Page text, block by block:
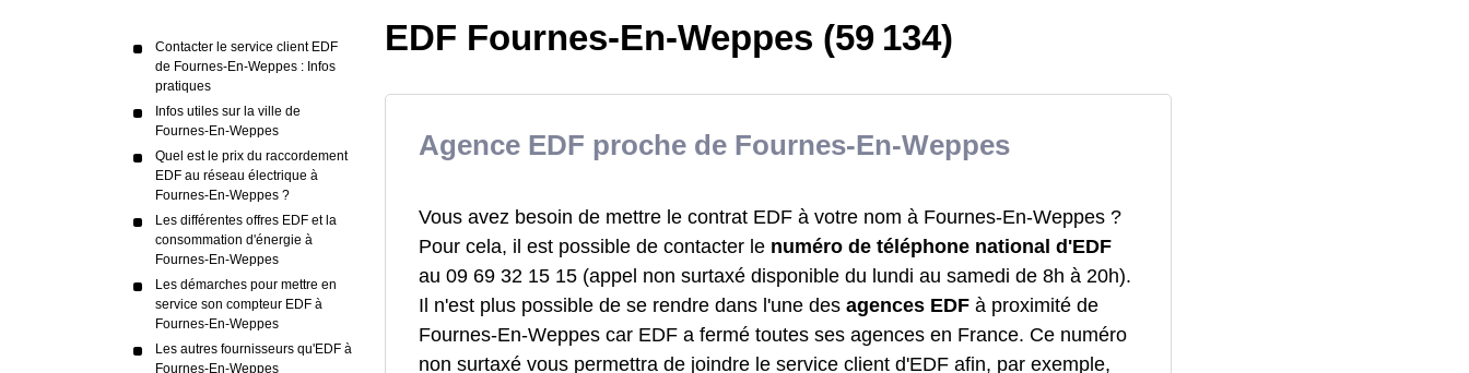
Contacter le service client EDF
de Fournes-En-Weppes : Infos
pratiques
Infos utiles sur la ville de
Fournes-En-Weppes
Quel est le prix du raccordement
EDF au réseau électrique à
Fournes-En-Weppes ?
Les différentes offres EDF et la
consommation d'énergie à
Fournes-En-Weppes
Les démarches pour mettre en
service son compteur EDF à
Fournes-En-Weppes
Les autres fournisseurs qu'EDF à
Fournes-En-Weppes
EDF Fournes-En-Weppes (59 134)
Agence EDF proche de Fournes-En-Weppes
Vous avez besoin de mettre le contrat EDF à votre nom à Fournes-En-Weppes ?
Pour cela, il est possible de contacter le numéro de téléphone national d'EDF
au 09 69 32 15 15 (appel non surtaxé disponible du lundi au samedi de 8h à 20h).
Il n'est plus possible de se rendre dans l'une des agences EDF à proximité de
Fournes-En-Weppes car EDF a fermé toutes ses agences en France. Ce numéro
non surtaxé vous permettra de joindre le service client d'EDF afin, par exemple,